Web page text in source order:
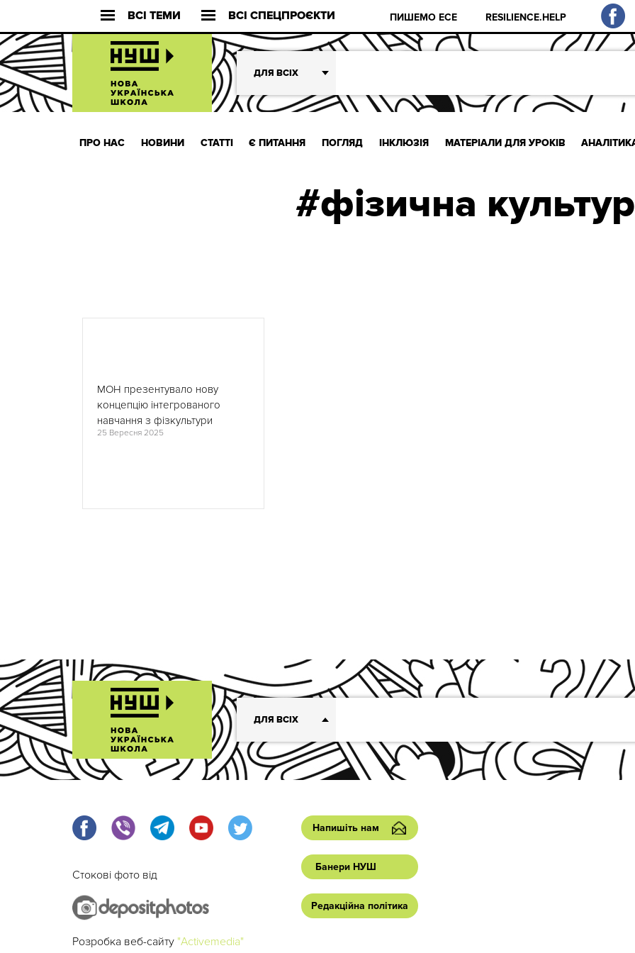
ВСІ ТЕМИ ВСІ СПЕЦПРОЄКТИ ПИШЕМО ЕСЕ RESILIENCE.HELP
ДЛЯ ВСІХ
ПРО НАС НОВИНИ СТАТТІ Є ПИТАННЯ ПОГЛЯД ІНКЛЮЗІЯ МАТЕРІАЛИ ДЛЯ УРОКІВ
#фізична
25 Вересня 2025
МОН презентувало нову
концепцію інтегрованого
навчання з фізкультури
ДЛЯ ВСІХ
Стокові фото від
Розробка веб-сайту "Activemedia"
Напишіть нам
Банери НУШ
Редакційна політика